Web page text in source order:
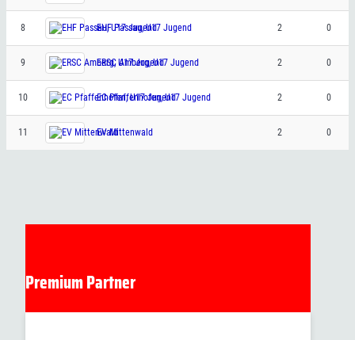
8 EHF Passau, U17 Jugend 2 0
9 ERSC Amberg, U17 Jugend 2 0
10 EC Pfaffenhofen, U17 Jugend 2 0
11 EV Mittenwald 2 0
Premium Partner